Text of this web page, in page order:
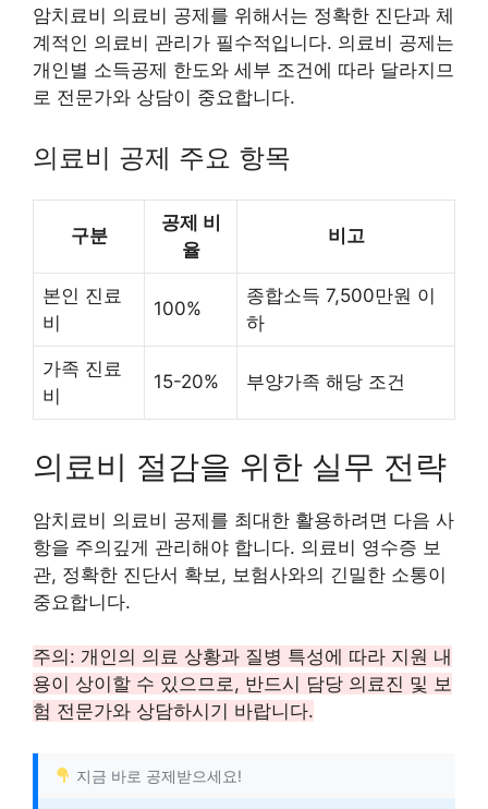
암치료비 의료비 공제를 위해서는 정확한 진단과 체
계적인 의료비 관리가 필수적입니다. 의료비 공제는
개인별 소득공제 한도와 세부 조건에 따라 달라지므
로 전문가와 상담이 중요합니다.
의료비 공제 주요 항목
구분
공제 비
율
비고
본인 진료
비
100%
종합소득 7,500만원 이
하
가족 진료
비
15-20% 부양가족 해당 조건
의료비 절감을 위한 실무 전략
암치료비 의료비 공제를 최대한 활용하려면 다음 사
항을 주의깊게 관리해야 합니다. 의료비 영수증 보
관, 정확한 진단서 확보, 보험사와의 긴밀한 소통이
중요합니다.
주의: 개인의 의료 상황과 질병 특성에 따라 지원 내
용이 상이할 수 있으므로, 반드시 담당 의료진 및 보
험 전문가와 상담하시기 바랍니다.
지금 바로 공제받으세요!